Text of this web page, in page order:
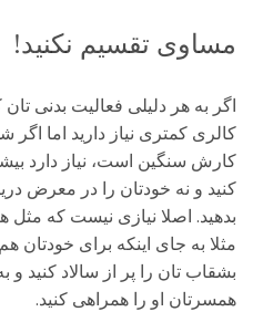
مساوی تقسیم نکنید!
اگر به هر دلیلی فعالیت بدنی
کالری کمتری نیاز دارید اما
کارش سنگین است، نیاز دارد
کنید و نه خودتان را در معرض
بدهید. اصلا نیازی نیست که مثل
مثلا به جای اینکه برای خودتان
بشقاب تان را پر از سالاد کنید و
همسرتان او را همراهی کنید.